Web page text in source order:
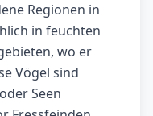
Regionen in
in feuchten
wo er
Vögel sind
Seen